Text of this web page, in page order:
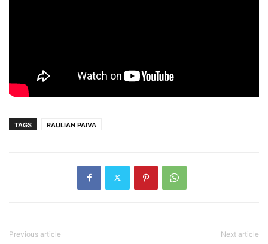
TAGS RAULIAN PAIVA
Previous article Next article